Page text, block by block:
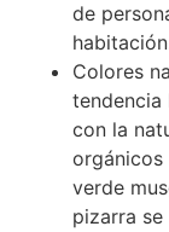
de
Colores
tendencia
con la
orgánicos
verde
pizarra